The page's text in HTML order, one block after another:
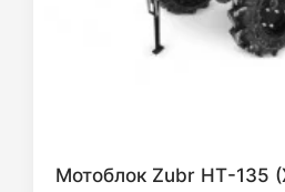
Мотоблок Zubr НТ-135